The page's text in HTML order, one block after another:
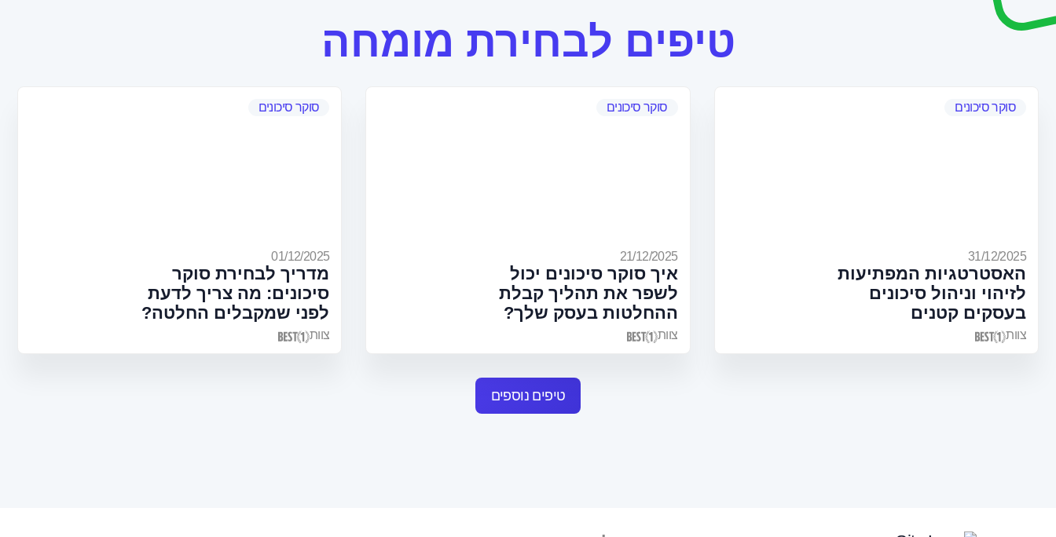
טיפים לבחירת מומחה
סוקר סיכונים
31/12/2025
האסטרטגיות המפתיעות
לזיהוי וניהול סיכונים
בעסקים קטנים
צוות
סוקר סיכונים
21/12/2025
איך סוקר סיכונים יכול
לשפר את תהליך קבלת
ההחלטות בעסק שלך?
צוות
סוקר סיכונים
01/12/2025
מדריך לבחירת סוקר
סיכונים: מה צריך לדעת
לפני שמקבלים החלטה?
צוות
טיפים נוספים